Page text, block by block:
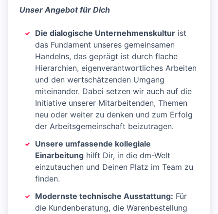
Unser Angebot für Dich
Die dialogische Unternehmenskultur ist
das Fundament unseres gemeinsamen
Handelns, das geprägt ist durch flache
Hierarchien, eigenverantwortliches Arbeiten
und den wertschätzenden Umgang
miteinander. Dabei setzen wir auch auf die
Initiative unserer Mitarbeitenden, Themen
neu oder weiter zu denken und zum Erfolg
der Arbeitsgemeinschaft beizutragen.
Unsere umfassende kollegiale
Einarbeitung hilft Dir, in die dm-Welt
einzutauchen und Deinen Platz im Team zu
finden.
Modernste technische Ausstattung: Für
die Kundenberatung, die Warenbestellung